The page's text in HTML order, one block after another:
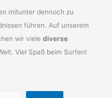
mitunter dennoch zu
führen. Auf unserem
wir vielediverse
Viel Spaß beim Surfen!